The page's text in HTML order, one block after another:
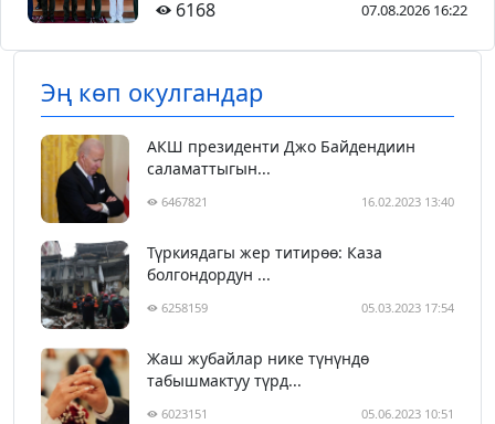
6168 07.08.2026 16:22
Эң көп окулгандар
АКШ президенти Джо Байдендиин
саламаттыгын...
6467821 16.02.2023 13:40
Түркиядагы жер титирөө: Каза
болгондордун ...
6258159 05.03.2023 17:54
Жаш жубайлар нике түнүндө
табышмактуу түрд...
6023151 05.06.2023 10:51